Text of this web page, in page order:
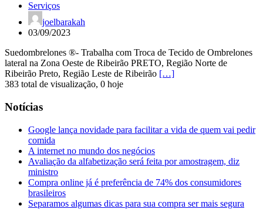
Serviços
joelbarakah
03/09/2023
Suedombrelones ®- Trabalha com Troca de Tecido de Ombrelones
lateral na Zona Oeste de Ribeirão PRETO, Região Norte de
Ribeirão Preto, Região Leste de Ribeirão […]
383 total de visualização, 0 hoje
Notícias
Google lança novidade para facilitar a vida de quem vai pedir
comida
A internet no mundo dos negócios
Avaliação da alfabetização será feita por amostragem, diz
ministro
Compra online já é preferência de 74% dos consumidores
brasileiros
Separamos algumas dicas para sua compra ser mais segura